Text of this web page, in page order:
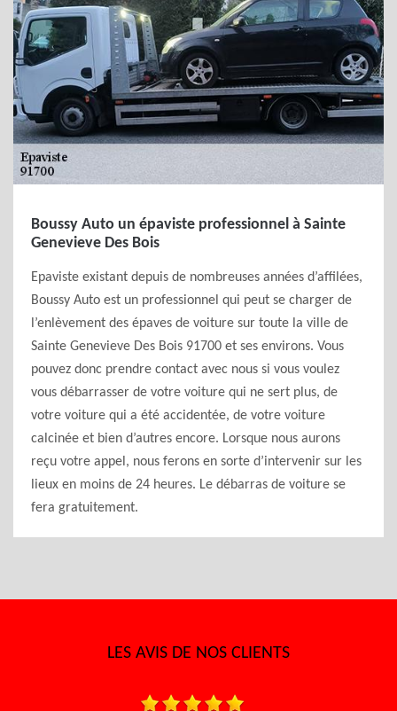
Boussy Auto un épaviste professionnel à Sainte
Genevieve Des Bois
Epaviste existant depuis de nombreuses années d’affilées,
Boussy Auto est un professionnel qui peut se charger de
l’enlèvement des épaves de voiture sur toute la ville de
Sainte Genevieve Des Bois 91700 et ses environs. Vous
pouvez donc prendre contact avec nous si vous voulez
vous débarrasser de votre voiture qui ne sert plus, de
votre voiture qui a été accidentée, de votre voiture
calcinée et bien d’autres encore. Lorsque nous aurons
reçu votre appel, nous ferons en sorte d’intervenir sur les
lieux en moins de 24 heures. Le débarras de voiture se
fera gratuitement.
LES AVIS DE NOS CLIENTS